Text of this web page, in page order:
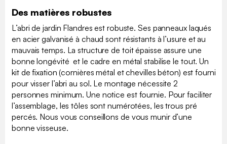
Des matières robustes
L’abri de jardin Flandres est robuste. Ses panneaux laqués
en acier galvanisé à chaud sont résistants à l’usure et au
mauvais temps. La structure de toit épaisse assure une
bonne longévité et le cadre en métal stabilise le tout. Un
kit de fixation (cornières métal et chevilles béton) est fourni
pour visser l’abri au sol. Le montage nécessite 2
personnes minimum. Une notice est fournie. Pour faciliter
l’assemblage, les tôles sont numérotées, les trous pré
percés. Nous vous conseillons de vous munir d’une
bonne visseuse.